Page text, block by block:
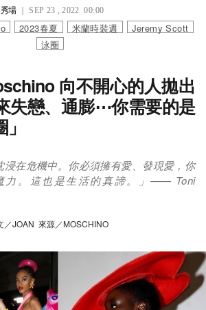
秀場｜ SEP 23 , 2022 00:00
2023春夏 米蘭時裝週
Jeremy Scott
泳圈
向不開心的人拋出
失戀、通膨⋯你需要的是
浸在危機中。你必須擁有愛、發現愛，你
力。這也是生活的真諦。」—— Toni
／JOAN 來源／MOSCHINO